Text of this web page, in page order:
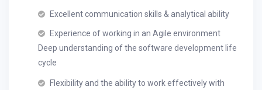
Excellent communication skills & analytical ability
Experience of working in an Agile environment
Deep understanding of the software development life
cycle
Flexibility and the ability to work effectively with